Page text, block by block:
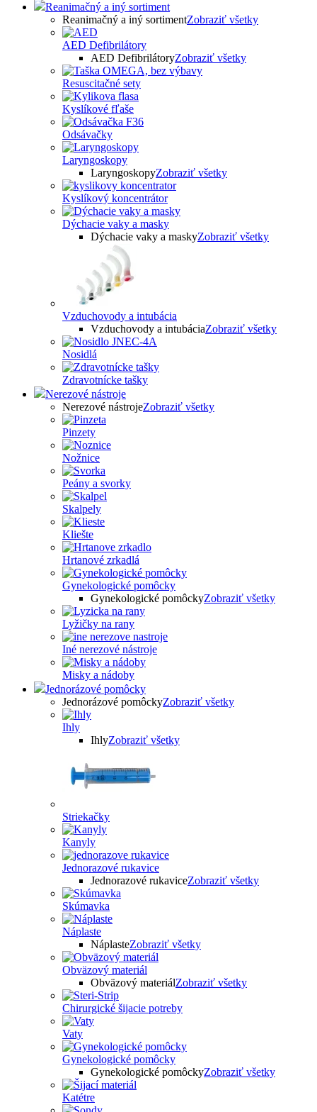
Reanimačný a iný sortiment
Reanimačný a iný sortimentZobraziť všetky
AED Defibrilátory
AED DefibrilátoryZobraziť všetky
Resuscitačné sety
Kyslíkové fľaše
Odsávačky
Laryngoskopy
LaryngoskopyZobraziť všetky
Kyslíkový koncentrátor
Dýchacie vaky a masky
Dýchacie vaky a maskyZobraziť všetky
Vzduchovody a intubácia
Vzduchovody a intubáciaZobraziť všetky
Nosidlá
Zdravotnícke tašky
Nerezové nástroje
Nerezové nástrojeZobraziť všetky
Pinzety
Nožnice
Peány a svorky
Skalpely
Kliešte
Hrtanové zrkadlá
Gynekologické pomôcky
Gynekologické pomôckyZobraziť všetky
Lyžičky na rany
Iné nerezové nástroje
Misky a nádoby
Jednorázové pomôcky
Jednorázové pomôckyZobraziť všetky
Ihly
IhlyZobraziť všetky
Striekačky
Kanyly
Jednorazové rukavice
Jednorazové rukaviceZobraziť všetky
Skúmavka
Náplaste
NáplasteZobraziť všetky
Obväzový materiál
Obväzový materiálZobraziť všetky
Chirurgické šijacie potreby
Vaty
Gynekologické pomôcky
Gynekologické pomôckyZobraziť všetky
Katétre